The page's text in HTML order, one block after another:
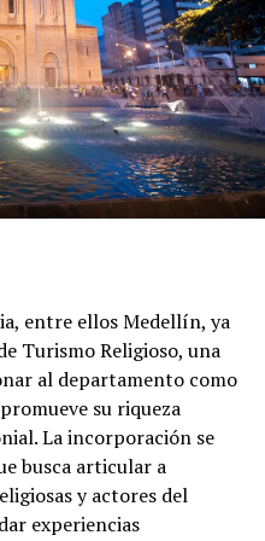
de las canciones y le
matices en las
de la memoria colectiva.
más versátiles que
entre ellos Medellín, ya
Turismo Religioso, una
al departamento como
su riqueza
La incorporación se
busca articular a
y actores del
experiencias